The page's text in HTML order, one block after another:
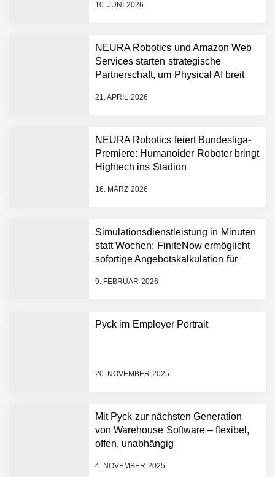
Physical-AI-Plattform zu
10. JUNI 2026
NEURA Robotics und Amazon Web
Services starten strategische
Partnerschaft, um Physical AI breit
21. APRIL 2026
NEURA Robotics feiert Bundesliga-
Premiere: Humanoider Roboter bringt
Hightech ins Stadion
16. MÄRZ 2026
Simulationsdienstleistung in Minuten
statt Wochen: FiniteNow ermöglicht
sofortige Angebotskalkulation für
9. FEBRUAR 2026
Pyck im Employer Portrait
20. NOVEMBER 2025
Mit Pyck zur nächsten Generation
von Warehouse Software – flexibel,
offen, unabhängig
4. NOVEMBER 2025
NEURA Robotics gibt
Rekordfinanzierung von
Dollar bekannt, um den
Plattform zu beschleunigen
Amazon Web Services
starten strategische
AI breit auszurollen
Humanoider Roboter bringt
Hightech ins Stadion
Simulationsdienstleistung in
Minuten statt Wochen:
FiniteNow ermöglicht
Entwicklungsprozesse
Maximilian Mack von Pyck